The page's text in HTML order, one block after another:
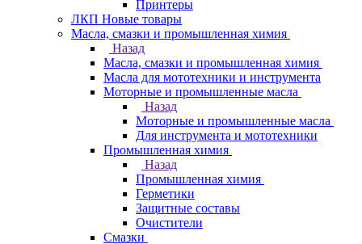
Принтеры
ЛКП Новые товары
Масла, смазки и промышленная химия
Назад
Масла, смазки и промышленная химия
Масла для мототехники и инструмента
Моторные и промышленные масла
Назад
Моторные и промышленные масла
Для инструмента и мототехники
Промышленная химия
Назад
Промышленная химия
Герметики
Защитные составы
Очистители
Смазки